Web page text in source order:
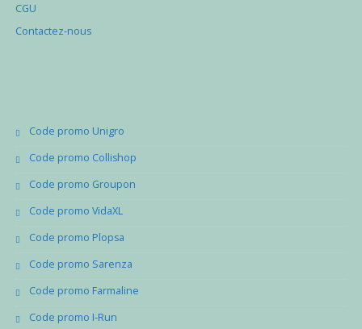
CGU
Contactez-nous
Code promo Unigro
Code promo Collishop
Code promo Groupon
Code promo VidaXL
Code promo Plopsa
Code promo Sarenza
Code promo Farmaline
Code promo I-Run